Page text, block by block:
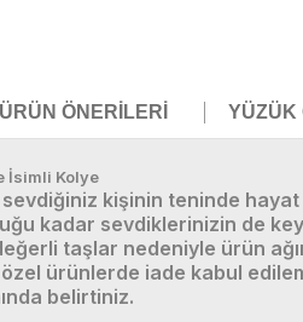
ÜRÜN ÖNERILERI YÜZÜK
İsimli Kolye
kişinin teninde hayat
kadar sevdiklerinizin de
taşlar nedeniyle ürün
ürünlerde iade kabul
belirtiniz.